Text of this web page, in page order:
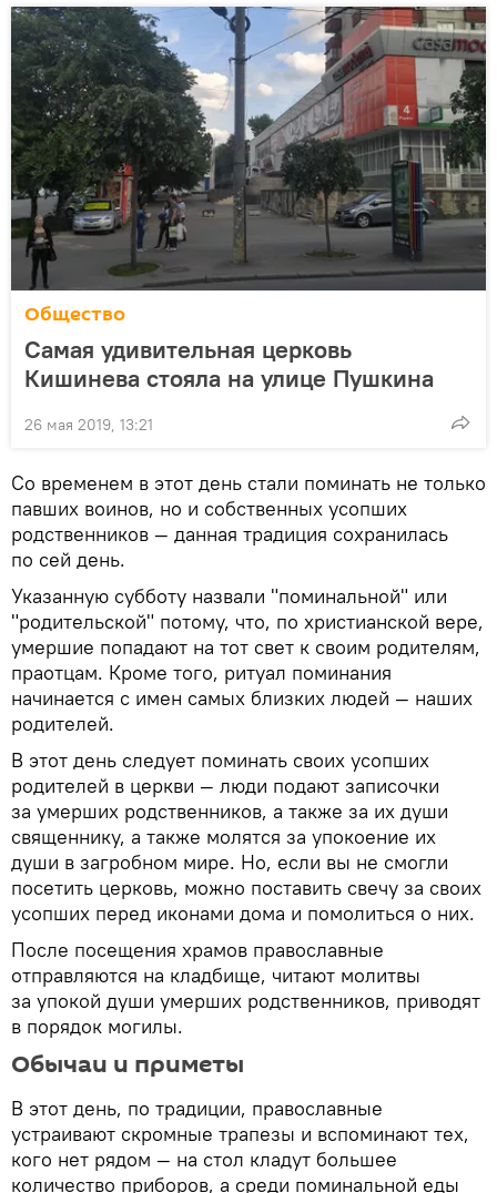
Общество
Самая удивительная церковь
Кишинева стояла на улице Пушкина
26 мая 2019, 13:21
Со временем в этот день стали поминать не только
павших воинов, но и собственных усопших
родственников — данная традиция сохранилась
по сей день.
Указанную субботу назвали "поминальной" или
"родительской" потому, что, по христианской вере,
умершие попадают на тот свет к своим родителям,
праотцам. Кроме того, ритуал поминания
начинается с имен самых близких людей — наших
родителей.
В этот день следует поминать своих усопших
родителей в церкви — люди подают записочки
за умерших родственников, а также за их души
священнику, а также молятся за упокоение их
души в загробном мире. Но, если вы не смогли
посетить церковь, можно поставить свечу за своих
усопших перед иконами дома и помолиться о них.
После посещения храмов православные
отправляются на кладбище, читают молитвы
за упокой души умерших родственников, приводят
в порядок могилы.
Обычаи и приметы
В этот день, по традиции, православные
устраивают скромные трапезы и вспоминают тех,
кого нет рядом — на стол кладут большее
количество приборов, а среди поминальной еды